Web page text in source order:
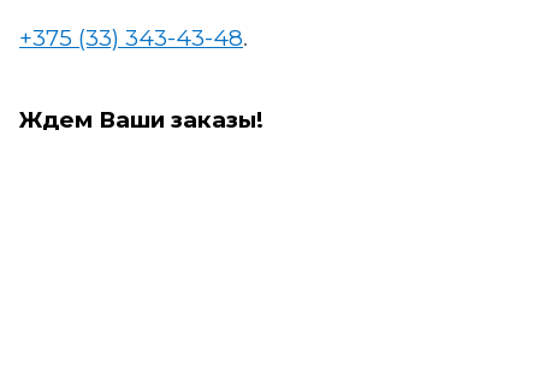
+375 (33) 343-43-48.
Ждем Ваши заказы!